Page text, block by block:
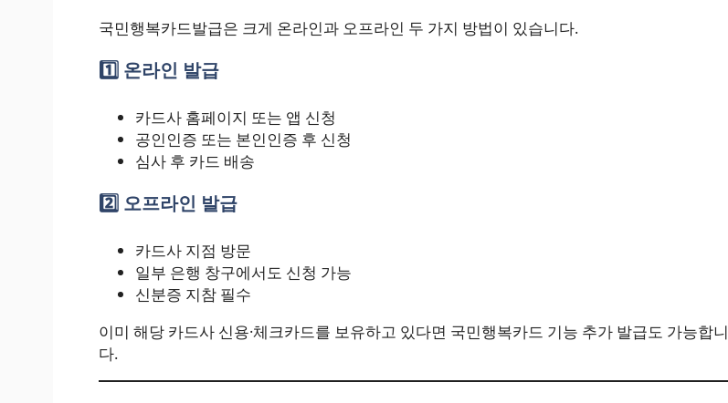
국민행복카드발급은 크게 온라인과 오프라인 두 가지 방법이 있습니다.
1️⃣ 온라인 발급
카드사 홈페이지 또는 앱 신청
공인인증 또는 본인인증 후 신청
심사 후 카드 배송
2️⃣ 오프라인 발급
카드사 지점 방문
일부 은행 창구에서도 신청 가능
신분증 지참 필수
이미 해당 카드사 신용·체크카드를 보유하고 있다면 국민행복카드 기능 추가 발급도 가능합니
다.